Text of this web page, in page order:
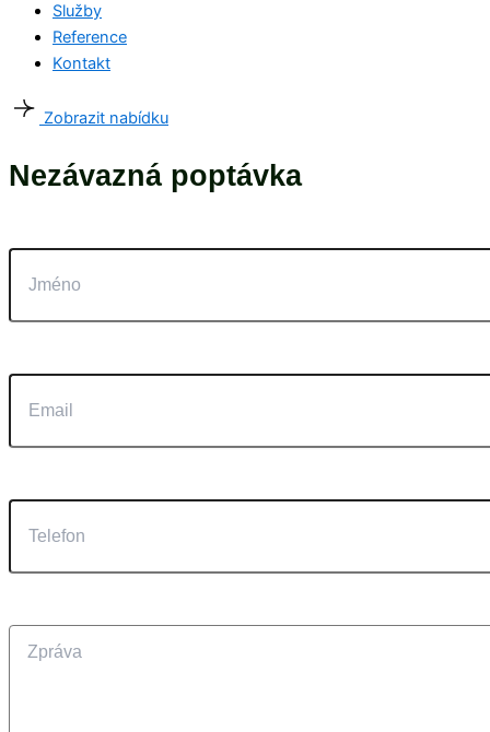
Služby
Reference
Kontakt
Zobrazit nabídku
Nezávazná poptávka